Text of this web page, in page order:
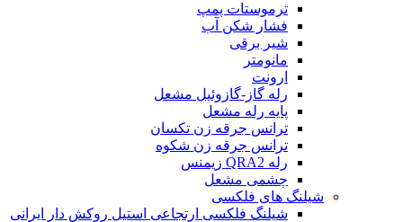
ترموستات پمپ
فشار شکن آب
شیر برقی
مانومتر
ارونت
رله گاز-گازوئیل مشعل
پایه رله مشعل
ترانس جرقه زن تکسان
ترانس جرقه زن شکوه
رله QRA2 زیمنس
چشمی مشعل
شیلنگ های فلکسی
شیلنگ فلکسی ارتجاعی استیل روکش دار ایرانی